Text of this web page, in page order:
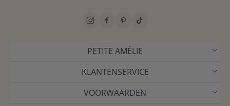
PETITE AMÉLIE
KLANTENSERVICE
VOORWAARDEN